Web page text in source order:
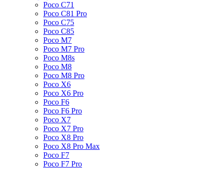
Poco C71
Poco C81 Pro
Poco C75
Poco C85
Poco M7
Poco M7 Pro
Poco M8s
Poco M8
Poco M8 Pro
Poco X6
Poco X6 Pro
Poco F6
Poco F6 Pro
Poco X7
Poco X7 Pro
Poco X8 Pro
Poco X8 Pro Max
Poco F7
Poco F7 Pro